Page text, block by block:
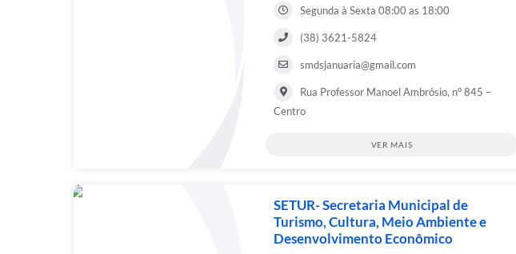
Segunda à Sexta 08:00 as 18:00
(38) 3621-5824
smdsjanuaria@gmail.com
Rua Professor Manoel Ambrósio, n° 845 –
Centro
VER MAIS
SETUR- Secretaria Municipal de
Turismo, Cultura, Meio Ambiente e
Desenvolvimento Econômico